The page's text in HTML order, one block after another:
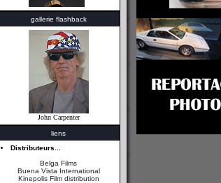
gallerie flashback
John Carpenter
liens
Distributeurs...
Belga Films
Buena Vista International
Kinepolis Film distribution